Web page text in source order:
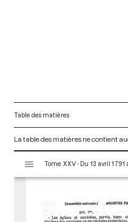
Table des matières
La table des matières ne contient
s
Tome XXV - Du 13 avril 1791